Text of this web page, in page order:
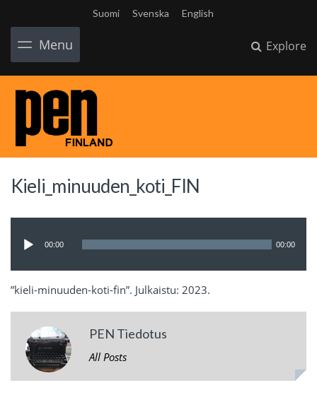
Suomi Svenska English
Menu Explore
Kieli_minuuden_koti_FIN
00:00 00:00
”kieli-minuuden-koti-fin”. Julkaistu: 2023.
PEN Tiedotus
All Posts